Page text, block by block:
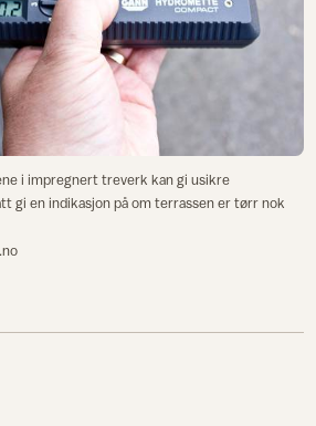
i impregnert treverk kan gi usikre
gi en indikasjon på om terrassen er tørr nok